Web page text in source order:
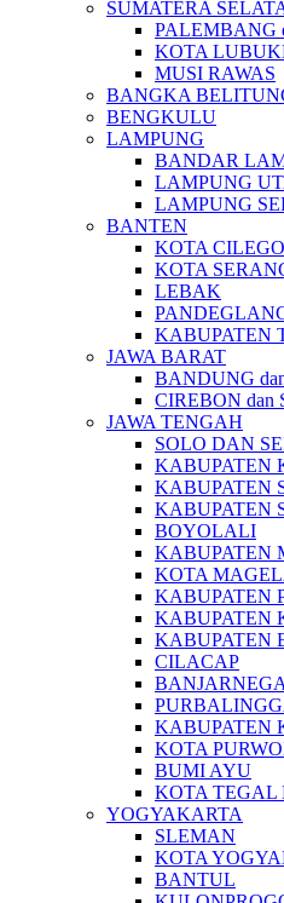
SUMATERA
PALEMBANG
KOTA
MUSI RAWAS
BANGKA
BENGKULU
LAMPUNG
BANDAR
LAMPUNG
LAMPUNG
BANTEN
KOTA
KOTA
LEBAK
KABUPATEN
JAWA BARAT
BANDUNG
CIREBON dan
JAWA TENGAH
SOLO DAN
KABUPATEN
KABUPATEN
KABUPATEN
BOYOLALI
KABUPATEN
KOTA
KABUPATEN
KABUPATEN
KABUPATEN
CILACAP
KABUPATEN
KOTA
BUMI AYU
KOTA TEGAL
YOGYAKARTA
SLEMAN
KOTA
BANTUL